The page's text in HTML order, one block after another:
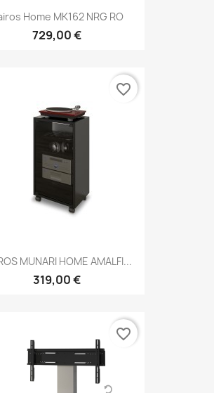
Home MK162 NRG RO
729,00 €
MUNARI HOME AMALFI...
319,00 €
favorite_border
favorite_border